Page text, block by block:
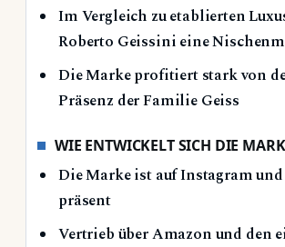
Im Vergleich zu etablierten
Roberto Geissini eine
Die Marke profitiert stark von
Präsenz der Familie Geiss
WIE ENTWICKELT SICH DIE
Die Marke ist auf Instagram
präsent
Vertrieb über Amazon und den